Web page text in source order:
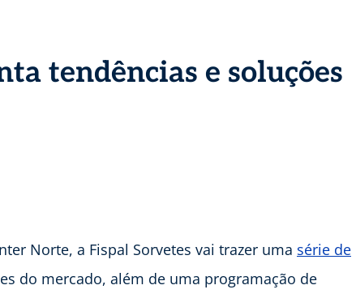
tendências e soluções
Norte, a Fispal Sorvetes vai trazer uma série de
do mercado, além de uma programação de